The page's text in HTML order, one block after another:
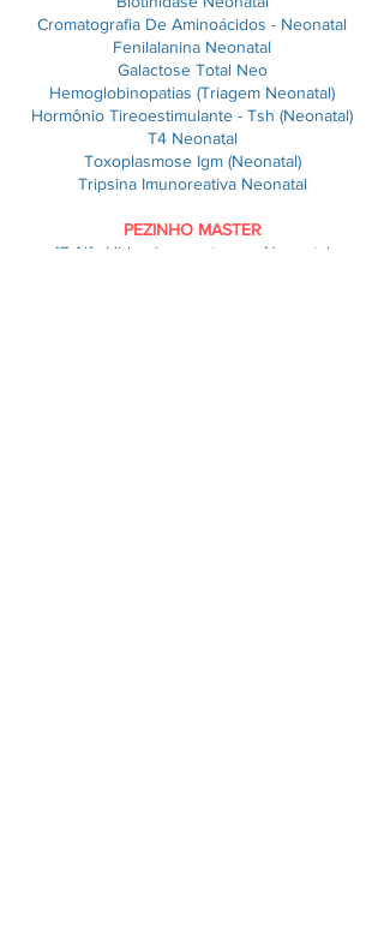
Cromatografia De Aminoácidos - Neonatal
Fenilalanina Neonatal
Galactose Total Neo
Hemoglobinopatias (Triagem Neonatal)
Hormônio Tireoestimulante - Tsh (Neonatal)
T4 Neonatal
Toxoplasmose Igm (Neonatal)
Tripsina Imunoreativa Neonatal
PEZINHO MASTER
17 Alfa Hidroxiprogesterona Neonatal